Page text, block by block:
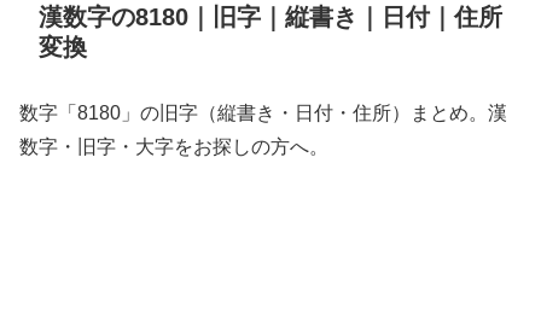
漢数字の8180｜旧字｜縦書き｜日付｜住所
変換
数字「8180」の旧字（縦書き・日付・住所）まとめ。漢
数字・旧字・大字をお探しの方へ。